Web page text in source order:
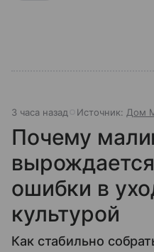
3 часа назад Источник: Дом
Почему
ошибки в
культурой
Как стабильно